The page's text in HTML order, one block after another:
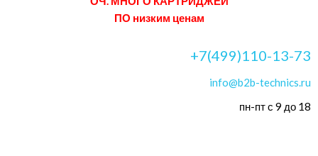
ПО низким ценам
+7(499)110-13-73
info@b2b-technics.ru
пн-пт с 9 до 18